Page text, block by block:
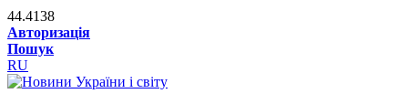
44.4138
Авторизація
Пошук
RU